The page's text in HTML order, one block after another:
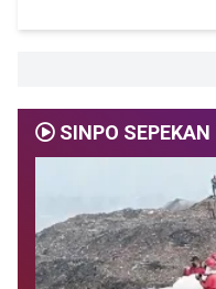
SINPO SEPEKAN